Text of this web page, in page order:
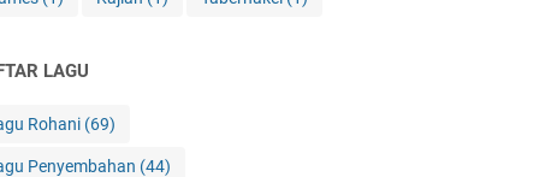
LAGU
Rohani (69)
Penyembahan (44)